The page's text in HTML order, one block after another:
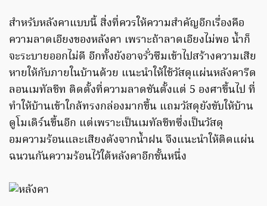
สำหรับหลังคาแบบนี้ สิ่งที่ควรให้ความสำคัญอีกเรื่องคือ
ความลาดเอียงของหลังคา เพราะถ้าลาดเอียงไม่พอ น้ำก็
จะระบายออกไม่ดี อีกทั้งยังอาจรั่วซึมเข้าไปสร้างความเสีย
หายให้กับภายในบ้านด้วย แนะนำให้ใช้วัสดุแผ่นหลังคารีด
ลอนเมทัลชีท ติดตั้งที่ความลาดชันตั้งแต่ 5 องศาขึ้นไป ที่
ทำให้บ้านเข้าใกล้ทรงกล่องมากขึ้น แถมวัสดุยังขับให้บ้าน
ดูโมเดิร์นขึ้นอีก แต่เพราะเป็นเมทัลชีทซึ่งเป็นวัสดุ
อมความร้อนและเสียงดังจากน้ำฝน จึงแนะนำให้ติดแผ่น
ฉนวนกันความร้อนไว้ใต้หลังคาอีกชั้นหนึ่ง